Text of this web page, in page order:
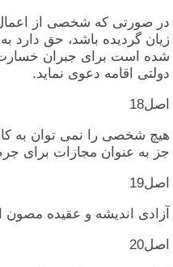
در صورتی‏ که‏ شخصی‏ از اعمال‏
زیان‏ گردیده‏ باشد، حق‏ دارد
شده‏ است‏ برای‏ جبران‏
دولتی‏ اقامه‏ دعوی‏ نماید.
اصل‏18
هیچ‏ شخصی‏ را نمی‏ توان‏ به‏
جز به‏ عنوان‏ مجازات‏ برای‏
اصل‏19
آزادی‏ اندیشه‏ و عقیده‏
اصل‏20